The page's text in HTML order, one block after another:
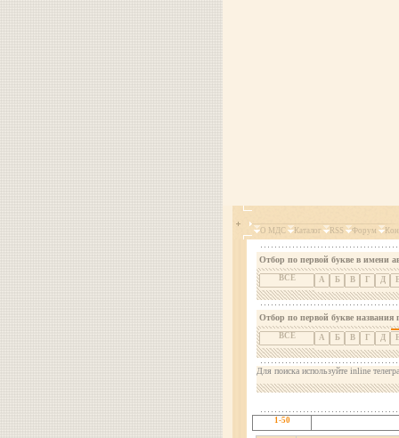
О МДС Каталог RSS Форум
Отбор по первой букве в имени
ВСЕ А Б В Г Д
Отбор по первой букве названия
ВСЕ А Б В Г Д
Для поиска используйте inline
1-50